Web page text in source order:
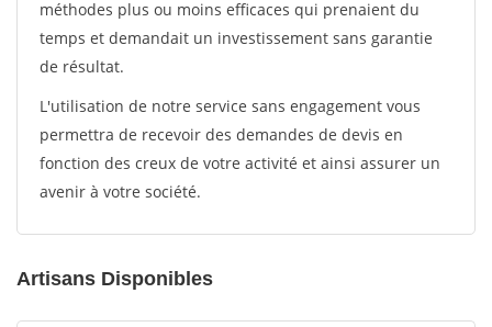
méthodes plus ou moins efficaces qui prenaient du
temps et demandait un investissement sans garantie
de résultat.
L'utilisation de notre service sans engagement vous
permettra de recevoir des demandes de devis en
fonction des creux de votre activité et ainsi assurer un
avenir à votre société.
Artisans Disponibles